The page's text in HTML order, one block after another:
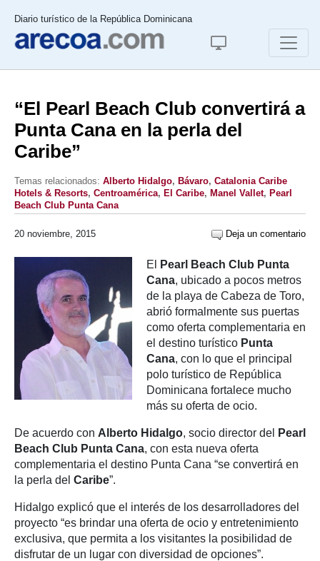
Diario turístico de la República Dominicana
“El Pearl Beach Club convertirá a
Punta Cana en la perla del
Caribe”
Temas relacionados: Alberto Hidalgo, Bávaro, Catalonia Caribe
Hotels & Resorts, Centroamérica, El Caribe, Manel Vallet, Pearl
Beach Club Punta Cana
20 noviembre, 2015 Deja un comentario
El
Pearl Beach Club Punta
Cana, ubicado a pocos metros
de la playa de Cabeza de Toro,
abrió formalmente sus puertas
como oferta complementaria en
el destino turístico Punta
Cana, con lo que el principal
polo turístico de República
Dominicana fortalece mucho
más su oferta de ocio.
De acuerdo con Alberto Hidalgo, socio director del
Pearl
Beach Club Punta Cana, con esta nueva oferta
complementaria el destino Punta Cana “se convertirá en
la perla del Caribe”.
Hidalgo explicó que el interés de los desarrolladores del
proyecto “es brindar una oferta de ocio y entretenimiento
exclusiva, que permita a los visitantes la posibilidad de
disfrutar de un lugar con diversidad de opciones”.